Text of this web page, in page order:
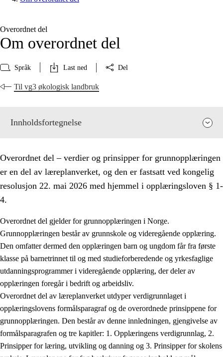
Overordnet del
Om overordnet del
Språk Last ned Del
Til vg3 økologisk landbruk
Innholdsfortegnelse
Overordnet del – verdier og prinsipper for grunnopplæringen
er en del av læreplanverket, og den er fastsatt ved kongelig
resolusjon 22. mai 2026 med hjemmel i opplæringsloven § 1-
4.
Overordnet del gjelder for grunnopplæringen i Norge.
Grunnopplæringen består av grunnskole og videregående opplæring.
Den omfatter dermed den opplæringen barn og ungdom får fra første
klasse på barnetrinnet til og med studieforberedende og yrkesfaglige
utdanningsprogrammer i videregående opplæring, der deler av
opplæringen foregår i bedrift og arbeidsliv.
Overordnet del av læreplanverket utdyper verdigrunnlaget i
opplæringslovens formålsparagraf og de overordnede prinsippene for
grunnopplæringen. Den består av denne innledningen, gjengivelse av
formålsparagrafen og tre kapitler: 1. Opplæringens verdigrunnlag, 2.
Prinsipper for læring, utvikling og danning og 3. Prinsipper for skolens